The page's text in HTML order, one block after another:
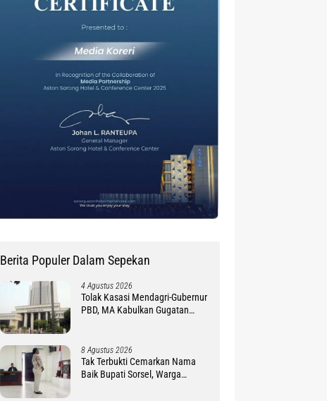
Berita Populer Dalam Sepekan
4 Agustus 2026
Tolak Kasasi Mendagri-Gubernur
PBD, MA Kabulkan Gugatan
8 Agustus 2026
Tak Terbukti Cemarkan Nama
Baik Bupati Sorsel, Warga